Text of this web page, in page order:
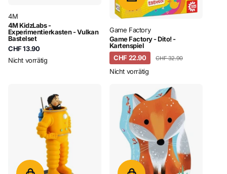
4M
4M KidzLabs -
Experimentierkasten - Vulkan
Bastelset
CHF 13.90
Nicht vorrätig
Game Factory
Game Factory - Dito! -
Kartenspiel
CHF 22.90
CHF 32.90
Nicht vorrätig